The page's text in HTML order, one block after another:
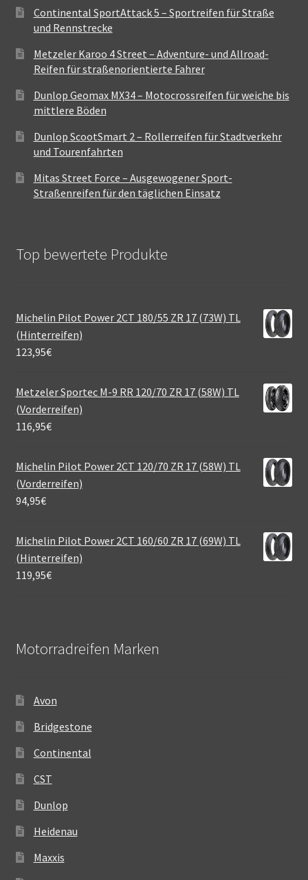
Continental SportAttack 5 – Sportreifen für Straße
und Rennstrecke
Metzeler Karoo 4 Street – Adventure- und Allroad-
Reifen für straßenorientierte Fahrer
Dunlop Geomax MX34 – Motocrossreifen für weiche bis
mittlere Böden
Dunlop ScootSmart 2 – Rollerreifen für Stadtverkehr
und Tourenfahrten
Mitas Street Force – Ausgewogener Sport-
Straßenreifen für den täglichen Einsatz
Top bewertete Produkte
Michelin Pilot Power 2CT 180/55 ZR 17 (73W) TL
(Hinterreifen)
123,95€
Metzeler Sportec M-9 RR 120/70 ZR 17 (58W) TL
(Vorderreifen)
116,95€
Michelin Pilot Power 2CT 120/70 ZR 17 (58W) TL
(Vorderreifen)
94,95€
Michelin Pilot Power 2CT 160/60 ZR 17 (69W) TL
(Hinterreifen)
119,95€
Motorradreifen Marken
Avon
Bridgestone
Continental
CST
Dunlop
Heidenau
Maxxis